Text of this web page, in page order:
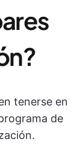
tenerse en
de